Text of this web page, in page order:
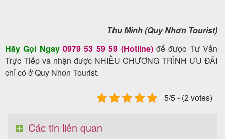
Thu Minh (Quy Nhơn Tourist)
Hãy Gọi Ngay 0979 53 59 59 (Hotline) để được Tư Vấn
Trực Tiếp và nhận được NHIỀU CHƯƠNG TRÌNH ƯU ĐÃI
chỉ có ở Quy Nhơn Tourist.
5/5 - (2 votes)
Các tin liên quan